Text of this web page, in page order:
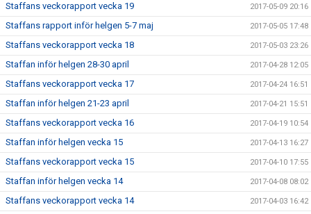
Staffans veckorapport vecka 19 2017-05-09 20:16
Staffans rapport inför helgen 5-7 maj 2017-05-05 17:48
Staffans veckorapport vecka 18 2017-05-03 23:26
Staffan inför helgen 28-30 april 2017-04-28 12:05
Staffans veckorapport vecka 17 2017-04-24 16:51
Staffan inför helgen 21-23 april 2017-04-21 15:51
Staffans veckorapport vecka 16 2017-04-19 10:54
Staffan inför helgen vecka 15 2017-04-13 16:27
Staffans veckorapport vecka 15 2017-04-10 17:55
Staffan inför helgen vecka 14 2017-04-08 08:02
Staffans veckorapport vecka 14 2017-04-03 16:42